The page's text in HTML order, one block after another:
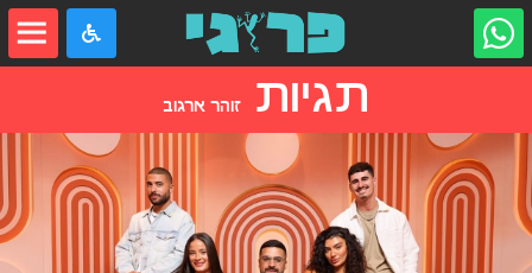
תגיות זוהר ארגוב